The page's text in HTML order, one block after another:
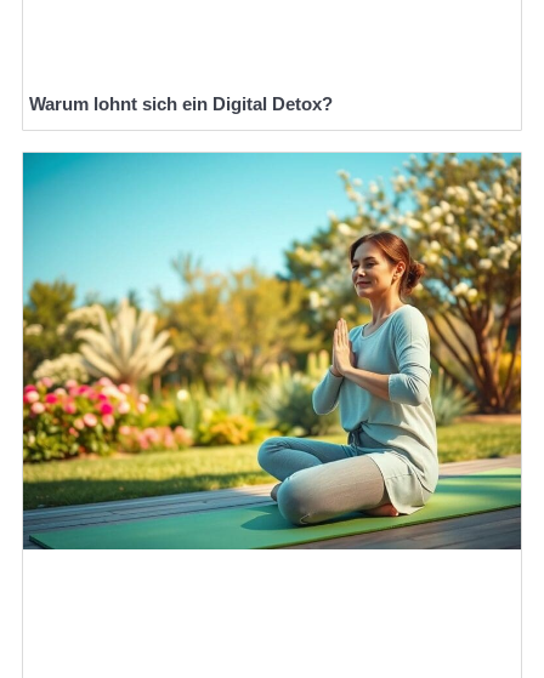
Warum lohnt sich ein Digital Detox?